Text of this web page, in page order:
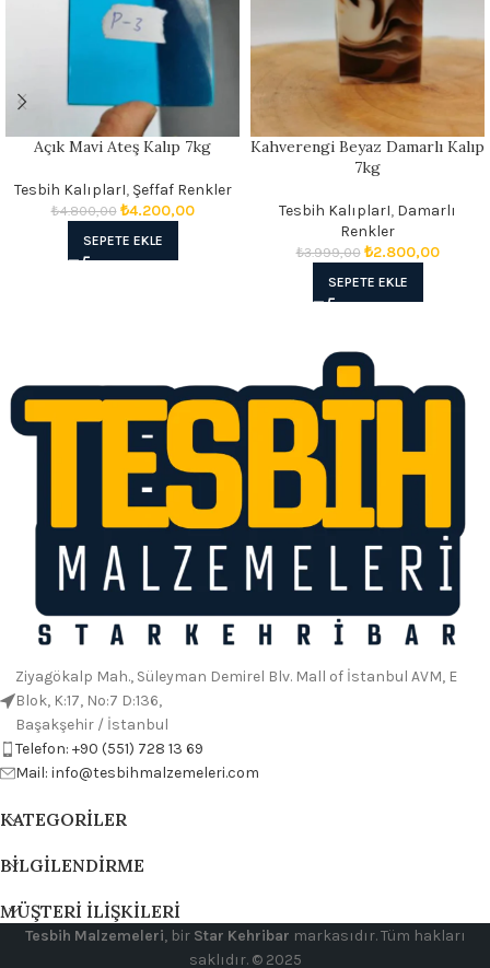
Açık Mavi Ateş Kalıp 7kg
Tesbih KalıplarI, Şeffaf Renkler
₺4.800,00 ₺4.200,00
SEPETE EKLE
Kahverengi Beyaz Damarlı Kalıp
7kg
Tesbih KalıplarI, Damarlı
Renkler
₺3.999,00 ₺2.800,00
SEPETE EKLE
Ziyagökalp Mah., Süleyman Demirel Blv. Mall of İstanbul AVM, E
Blok, K:17, No:7 D:136,
Başakşehir / İstanbul
Telefon: +90 (551) 728 13 69
Mail: info@tesbihmalzemeleri.com
KATEGORILER
BILGILENDIRME
MÜŞTERI İLIŞKILERI
Tesbih Malzemeleri, bir Star Kehribar markasıdır. Tüm hakları
saklıdır. © 2025